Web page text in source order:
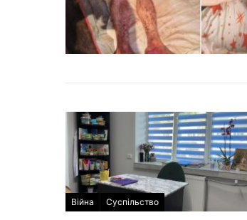
Війна Суспільство